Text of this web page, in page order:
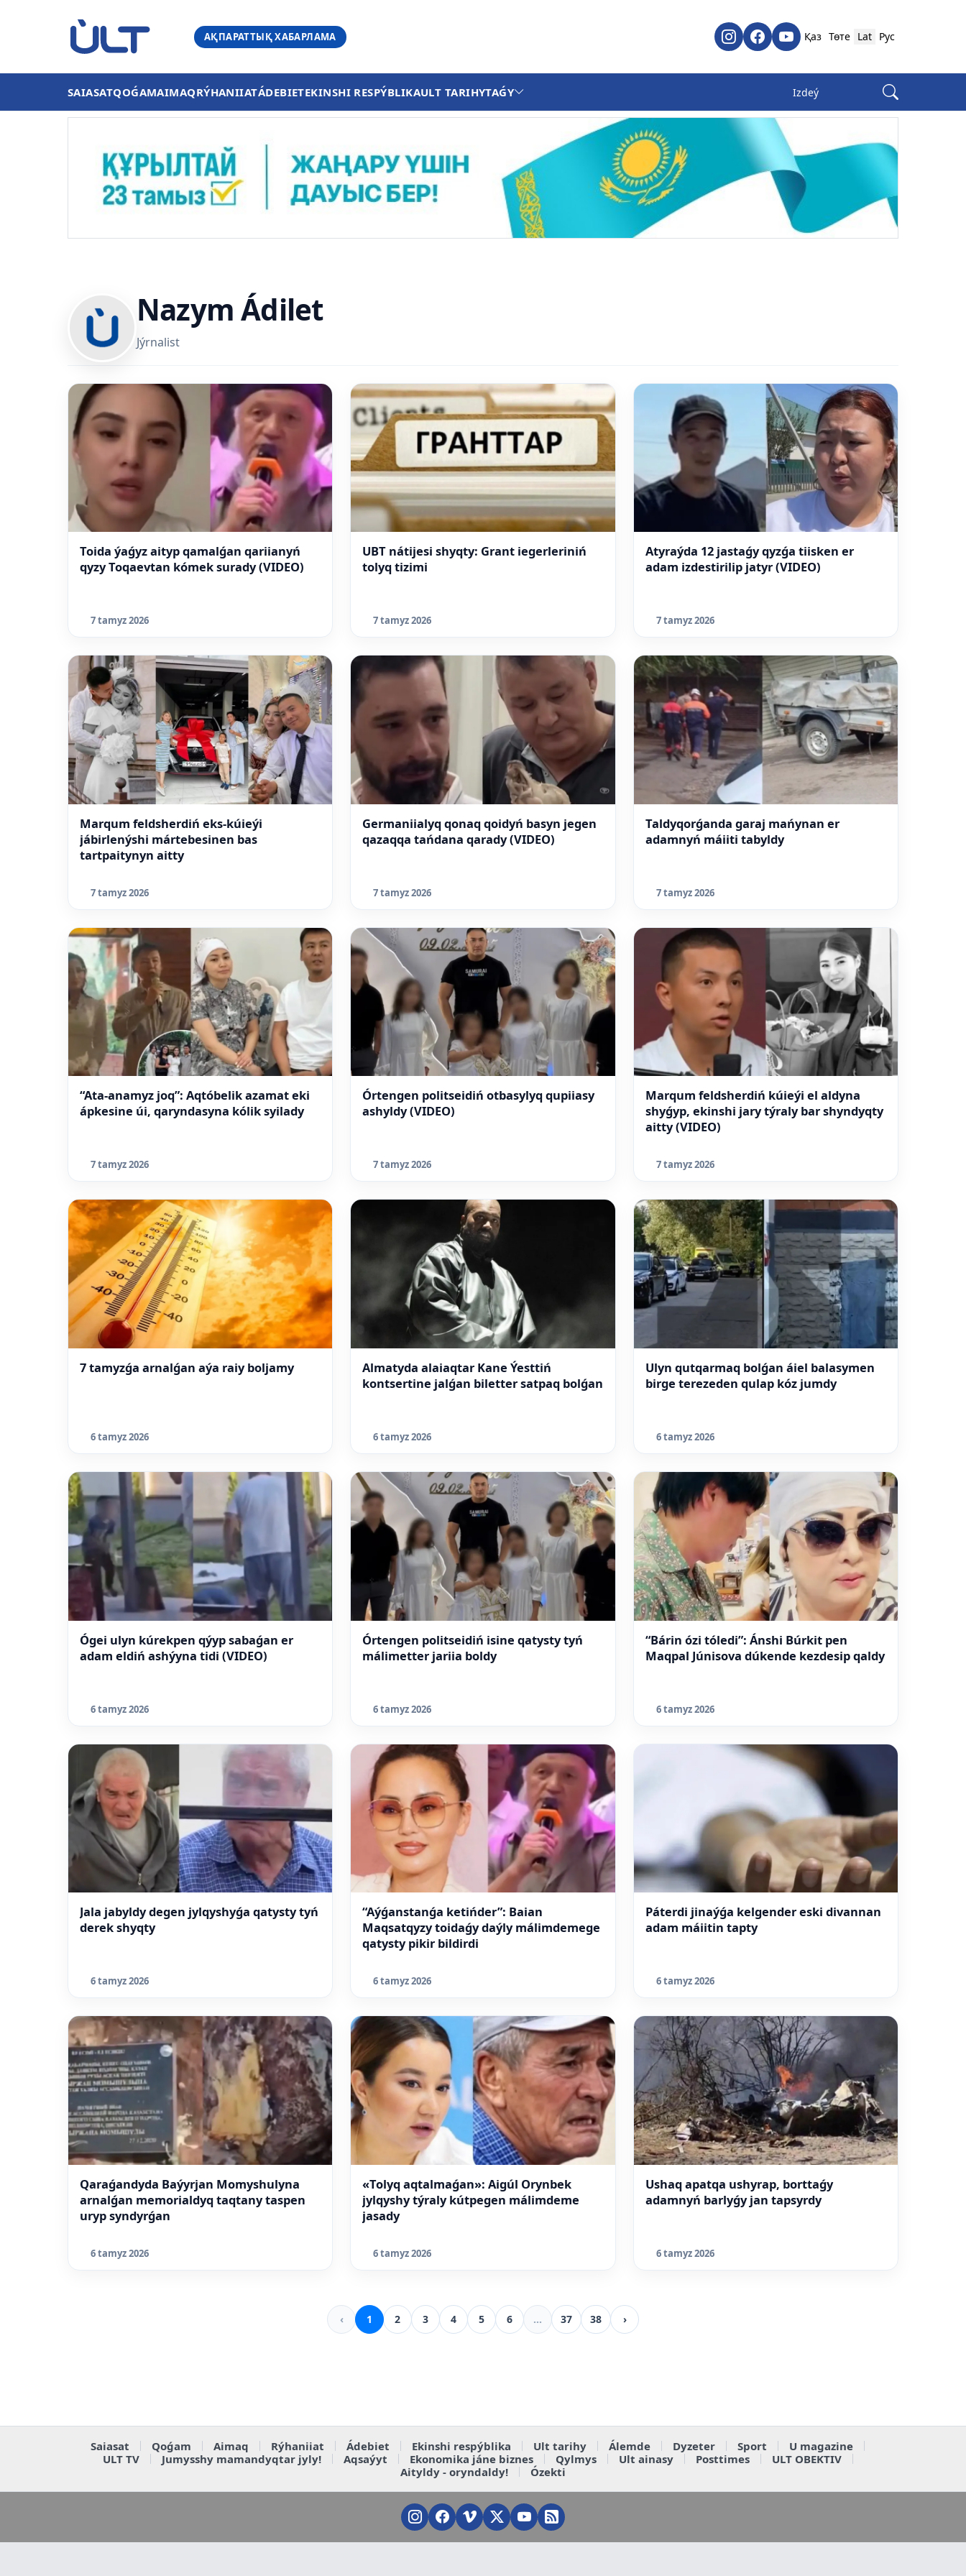
АҚПАРАТТЫҚ ХАБАРЛАМА Қаз Төте Lat Рус
SAIASATQOǴAMAIMAQRÝHANIIATÁDEBIETEKINSHI RESPÝBLIKAULT TARIHYTAǴY
Nazym Ádilet
Jýrnalist
Toida ýaǵyz aityp qamalǵan qariianyń
qyzy Toqaevtan kómek surady (VIDEO)
7 tamyz 2026
UBT nátijesi shyqty: Grant iegerleriniń
tolyq tizimi
7 tamyz 2026
Atyraýda 12 jastaǵy qyzǵa tiisken er
adam izdestirilip jatyr (VIDEO)
7 tamyz 2026
Marqum feldsherdiń eks-kúieýi
jábirlenýshi mártebesinen bas
tartpaitynyn aitty
7 tamyz 2026
Germaniialyq qonaq qoidyń basyn jegen
qazaqqa tańdana qarady (VIDEO)
7 tamyz 2026
Taldyqorǵanda garaj mańynan er
adamnyń máiiti tabyldy
7 tamyz 2026
“Ata-anamyz joq”: Aqtóbelik azamat eki
ápkesine úi, qaryndasyna kólik syilady
7 tamyz 2026
Órtengen politseidiń otbasylyq qupiiasy
ashyldy (VIDEO)
7 tamyz 2026
Marqum feldsherdiń kúieýi el aldyna
shyǵyp, ekinshi jary týraly bar shyndyqty
aitty (VIDEO)
7 tamyz 2026
7 tamyzǵa arnalǵan aýa raiy boljamy
6 tamyz 2026
Almatyda alaiaqtar Kane Ýesttiń
kontsertine jalǵan biletter satpaq bolǵan
6 tamyz 2026
Ulyn qutqarmaq bolǵan áiel balasymen
birge terezeden qulap kóz jumdy
6 tamyz 2026
Ógei ulyn kúrekpen qýyp sabaǵan er
adam eldiń ashýyna tidi (VIDEO)
6 tamyz 2026
Órtengen politseidiń isine qatysty tyń
málimetter jariia boldy
6 tamyz 2026
“Bárin ózi tóledi”: Ánshi Búrkit pen
Maqpal Júnisova dúkende kezdesip qaldy
6 tamyz 2026
Jala jabyldy degen jylqyshyǵa qatysty tyń
derek shyqty
6 tamyz 2026
“Aýǵanstanǵa ketińder”: Baian
Maqsatqyzy toidaǵy daýly málimdemege
qatysty pikir bildirdi
6 tamyz 2026
Páterdi jinaýǵa kelgender eski divannan
adam máiitin tapty
6 tamyz 2026
Qaraǵandyda Baýyrjan Momyshulyna
arnalǵan memorialdyq taqtany taspen
uryp syndyrǵan
6 tamyz 2026
«Tolyq aqtalmaǵan»: Aigúl Orynbek
jylqyshy týraly kútpegen málimdeme
jasady
6 tamyz 2026
Ushaq apatqa ushyrap, borttaǵy
adamnyń barlyǵy jan tapsyrdy
6 tamyz 2026
‹ 1 2 3 4 5 6 ... 37 38 ›
Saiasat Qoǵam Aimaq Rýhaniiat Ádebiet Ekinshi respýblika Ult tarihy Álemde Dyzeter Sport
U magazine
ULT TV
Jumysshy mamandyqtar jyly! Aqsaýyt Ekonomika jáne biznes Qylmys Ult ainasy Posttimes
ULT OBEKTIV
Aityldy - oryndaldy!
Ózekti